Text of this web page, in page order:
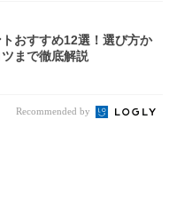
おすすめ12選！選び方か
まで徹底解説
Recommended by